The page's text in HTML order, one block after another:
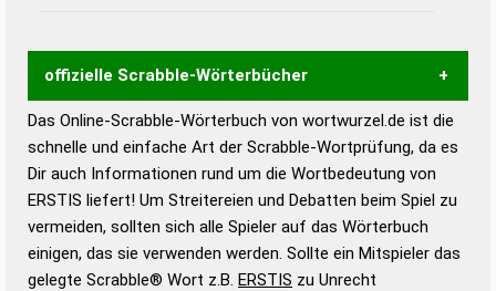
offizielle Scrabble-Wörterbücher
Wortwurzel liefert mit Hilfe eines semantischen
Wortanalyse-Algorithmus gute Anhaltspunkte zu
Wortbedeutung, Worttrennung und Wortform, um die
Gültigkeit eines Wortes für das Scrabble-Spiel zu
bestimmen!
zugelassene Turnier Scrabble-
Wörterbücher sind:
Das Online-Scrabble-Wörterbuch von wortwurzel.de ist die
schnelle und einfache Art der Scrabble-Wortprüfung, da es
Dir auch Informationen rund um die Wortbedeutung von
ERSTIS liefert! Um Streitereien und Debatten beim Spiel zu
vermeiden, sollten sich alle Spieler auf das Wörterbuch
einigen, das sie verwenden werden. Sollte ein Mitspieler das
gelegte Scrabble® Wort z.B. ERSTIS zu Unrecht